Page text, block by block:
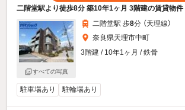
二階堂駅より徒歩8分 築10年1ヶ月 3階建の賃貸物件
すべての写真
二階堂駅 歩8分 （天理線）
奈良県天理市中町
3階建 / 10年1ヶ月 / 鉄骨
駐車場あり 駐輪場あり